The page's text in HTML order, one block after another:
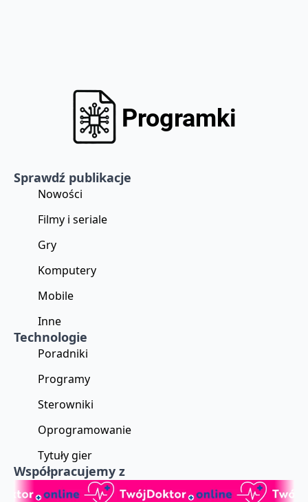
Sprawdź publikacje
Nowości
Filmy i seriale
Gry
Komputery
Mobile
Inne
Technologie
Poradniki
Programy
Sterowniki
Oprogramowanie
Tytuły gier
Współpracujemy z